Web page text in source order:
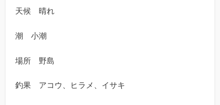
天候 晴れ
潮 小潮
場所 野島
釣果 アコウ、ヒラメ、イサキ